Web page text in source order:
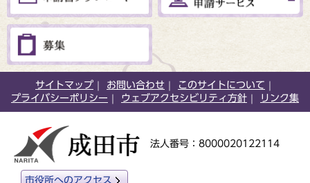
サイトマップ お問い合わせ
このサイトについて
プライバシーポリシー
ウェブアクセシビリティ方針 リンク集
法人番号：8000020122114
市役所へのアクセス